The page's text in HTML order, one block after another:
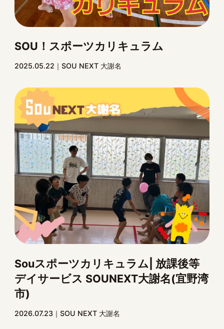
SOU！スポーツカリキュラム
2025.05.22 SOU NEXT 大謝名
Souスポーツカリキュラム| 放課後等
デイサービス SOUNEXT大謝名(宜野湾
市)
2026.07.23 SOU NEXT 大謝名